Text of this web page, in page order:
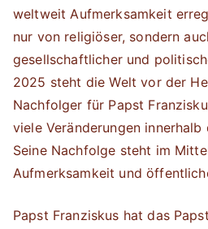
weltweit Aufmerksamkeit
nur von religiöser, sondern
gesellschaftlicher und
2025 steht die Welt vor der
Nachfolger für Papst
viele Veränderungen
Seine Nachfolge steht im
Aufmerksamkeit und
Papst Franziskus hat das